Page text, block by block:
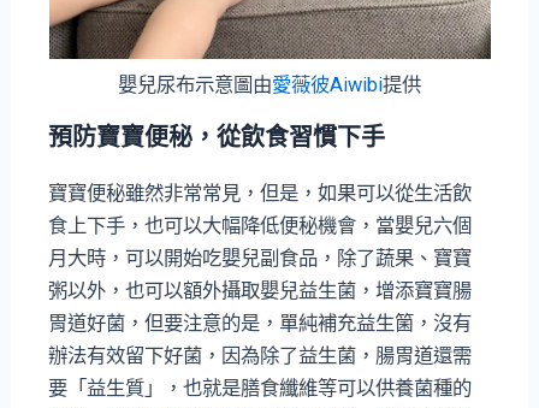
嬰兒尿布示意圖由愛薇彼Aiwibi提供
預防寶寶便秘，從飲食習慣下手
寶寶便秘雖然非常常見，但是，如果可以從生活飲
食上下手，也可以大幅降低便秘機會，當嬰兒六個
月大時，可以開始吃嬰兒副食品，除了蔬果、寶寶
粥以外，也可以額外攝取嬰兒益生菌，增添寶寶腸
胃道好菌，但要注意的是，單純補充益生箘，沒有
辦法有效留下好菌，因為除了益生菌，腸胃道還需
要「益生質」，也就是膳食纖維等可以供養菌種的